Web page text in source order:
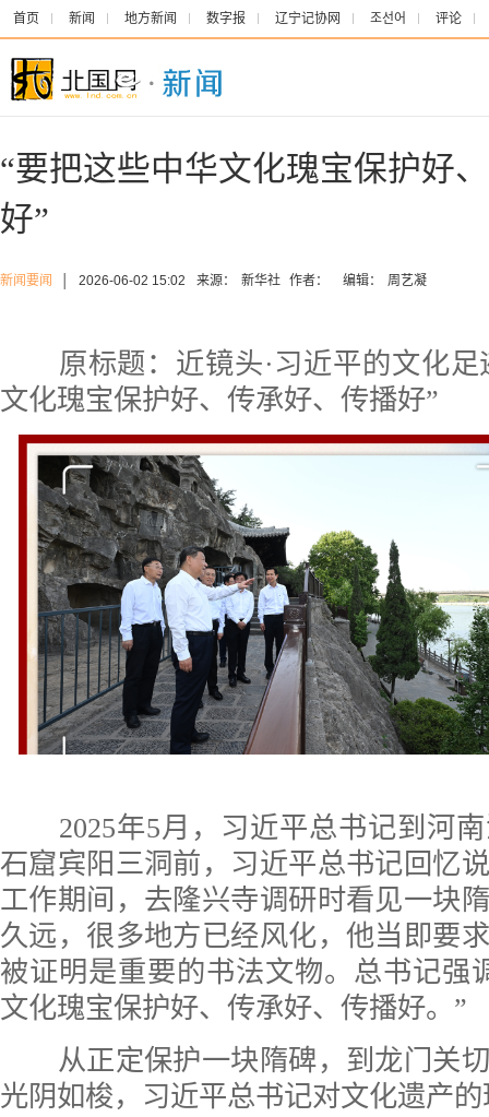
首页 新闻 地方新闻 数字报 辽宁记协网 조선어 评论
“要把这些中华文化瑰宝保护好
好”
新闻要闻 2026-06-02 15:02 来源： 新华社 作者： 编辑： 周艺凝
原标题：近镜头·习近平的文化足
文化瑰宝保护好、传承好、传播好”
2025年5月，习近平总书记到河南
石窟宾阳三洞前，习近平总书记回忆
工作期间，去隆兴寺调研时看见一块
久远，很多地方已经风化，他当即要
被证明是重要的书法文物。总书记强
文化瑰宝保护好、传承好、传播好。”
从正定保护一块隋碑，到龙门关切
光阴如梭，习近平总书记对文化遗产